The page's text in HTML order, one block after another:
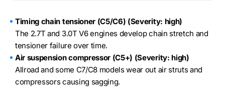
Timing chain tensioner (C5/C6) (Severity: high)
The 2.7T and 3.0T V6 engines develop chain stretch and
tensioner failure over time.
Air suspension compressor (C5+) (Severity: high)
Allroad and some C7/C8 models wear out air struts and
compressors causing sagging.